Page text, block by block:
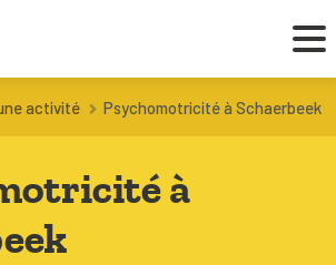
ATL
activité Psychomotricité à Schaerbeek
à